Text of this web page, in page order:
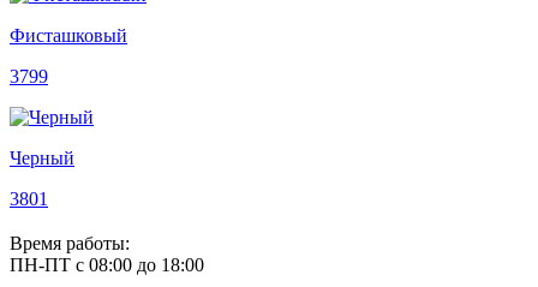
Фисташковый
3799
Черный
3801
Время работы:
ПН-ПТ с 08:00 до 18:00